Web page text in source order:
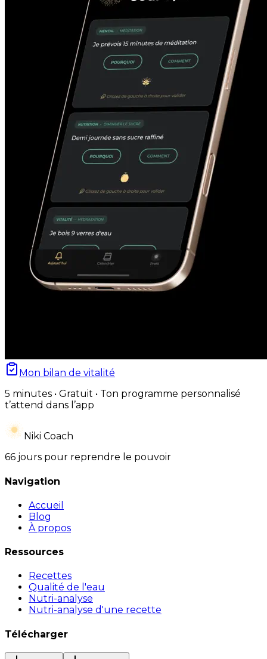
Mon bilan de vitalité
5 minutes • Gratuit • Ton programme personnalisé
t’attend dans l’app
Niki Coach
66 jours pour reprendre le pouvoir
Navigation
Accueil
Blog
À propos
Ressources
Recettes
Qualité de l'eau
Nutri-analyse
Nutri-analyse d'une recette
Télécharger